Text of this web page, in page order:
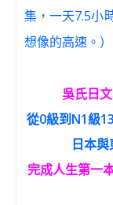
集，一天7.5小
想像的高速。）
吳氏日
從0級到N1級
日本
完成人生第一